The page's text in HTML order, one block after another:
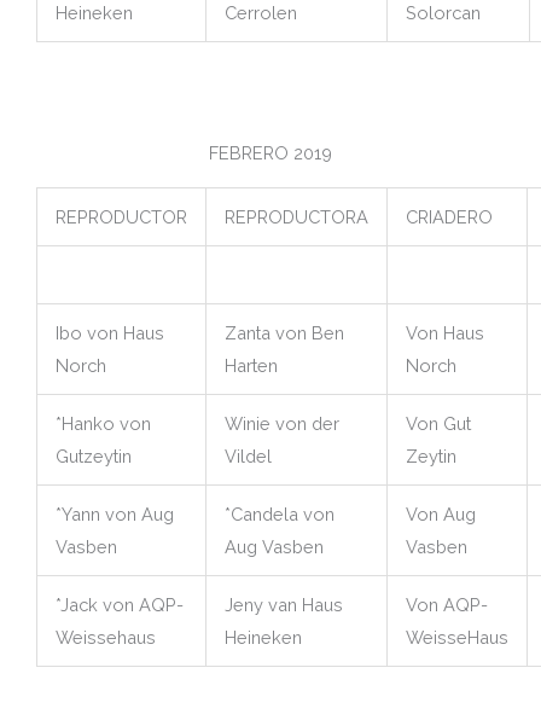
Heineken
Cerrolen
Solorcan
FEBRERO 2019
REPRODUCTOR REPRODUCTORA CRIADERO
Ibo von Haus
Norch
Zanta von Ben
Harten
Von Haus
Norch
*Hanko von
Gutzeytin
Winie von der
Vildel
Von Gut
Zeytin
*Yann von Aug
Vasben
*Candela von
Aug Vasben
Von Aug
Vasben
*Jack von AQP-
Weissehaus
Jeny van Haus
Heineken
Von AQP-
WeisseHaus